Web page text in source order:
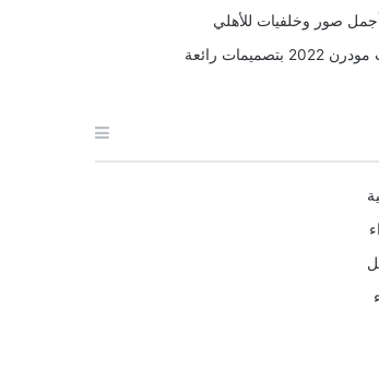
صور وخلفيات للأهلي
رائعة